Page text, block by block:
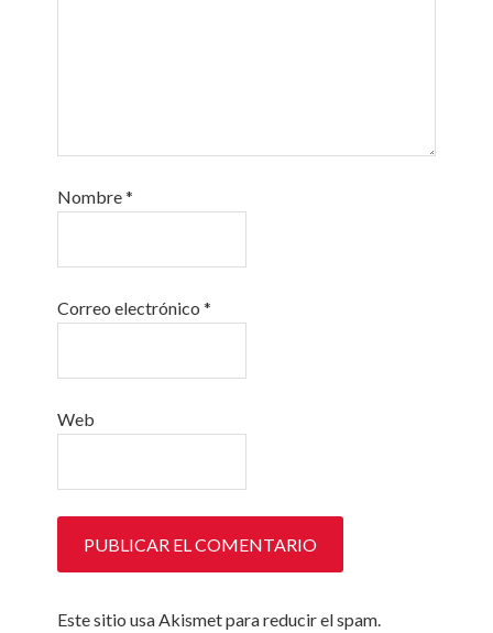
Nombre*
Correo electrónico*
Web
Este sitio usa Akismet para reducir el spam.